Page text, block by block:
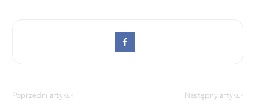
Poprzedni artykuł Następny artykuł